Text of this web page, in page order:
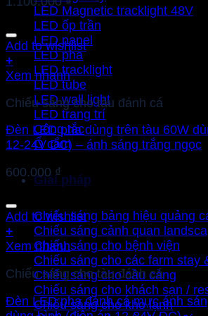
LED Magnetic tracklight 48V
LED ốp trần
LED panel
LED pha
LED tracklight
LED tube
LED wall light
LED trang trí
Công tắc
Ổ cắm
Giải pháp
Chiếu sáng bảng hiệu quảng
Chiếu sáng cảnh quan
Chiếu sáng cho bệnh viện
Chiếu sáng cho các farm stay
Chiếu sáng cho cầu cảng
Chiếu sáng cho khách sạn /
Chiếu sáng cho kho lạnh
Add to wishlist
+
Xem nhanh
Chiếu sáng cho tàu đánh cá
Đèn LED pha dùng trên tàu 60W
12-24V DC) – ánh sáng trắng ngọc
600.000 ₫
Add to wishlist
+
Xem nhanh
Chiếu sáng cho tàu đánh cá
Đèn LED pha đánh cá mực ánh